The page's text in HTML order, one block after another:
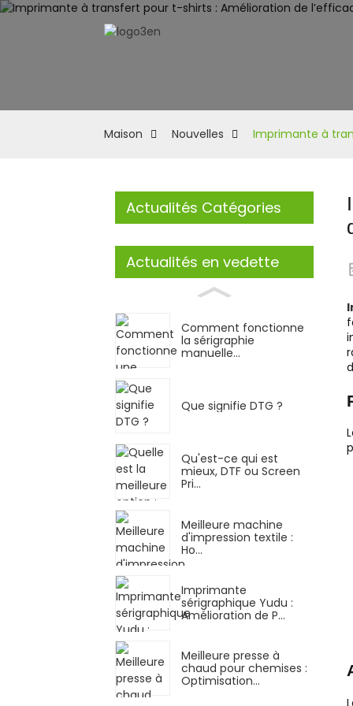
Maison Nouvelles Imprimante à
Actualités Catégories
Actualités en vedette
Comment fonctionne
la sérigraphie
manuelle...
Que signifie DTG ?
Qu'est-ce qui est
mieux, DTF ou Screen
Pri...
Meilleure machine
d'impression textile :
Ho...
Imprimante
sérigraphique Yudu :
Amélioration de P...
Meilleure presse à
chaud pour chemises :
Optimisation…